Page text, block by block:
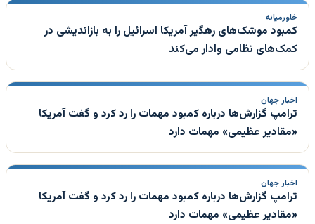
خاورمیانه
کمبود موشک‌های رهگیر آمریکا اسرائیل را به بازاندیشی در
کمک‌های نظامی وادار می‌کند
اخبار جهان
ترامپ گزارش‌ها درباره کمبود مهمات را رد کرد و گفت آمریکا
«مقادیر عظیمی» مهمات دارد
اخبار جهان
ترامپ گزارش‌ها درباره کمبود مهمات را رد کرد و گفت آمریکا
«مقادیر عظیمی» مهمات دارد